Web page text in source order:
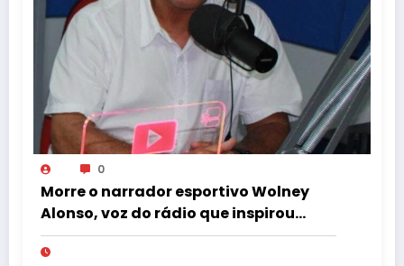
0
Morre o narrador esportivo Wolney
Alonso, voz do rádio que inspirou
Gustavo Villani